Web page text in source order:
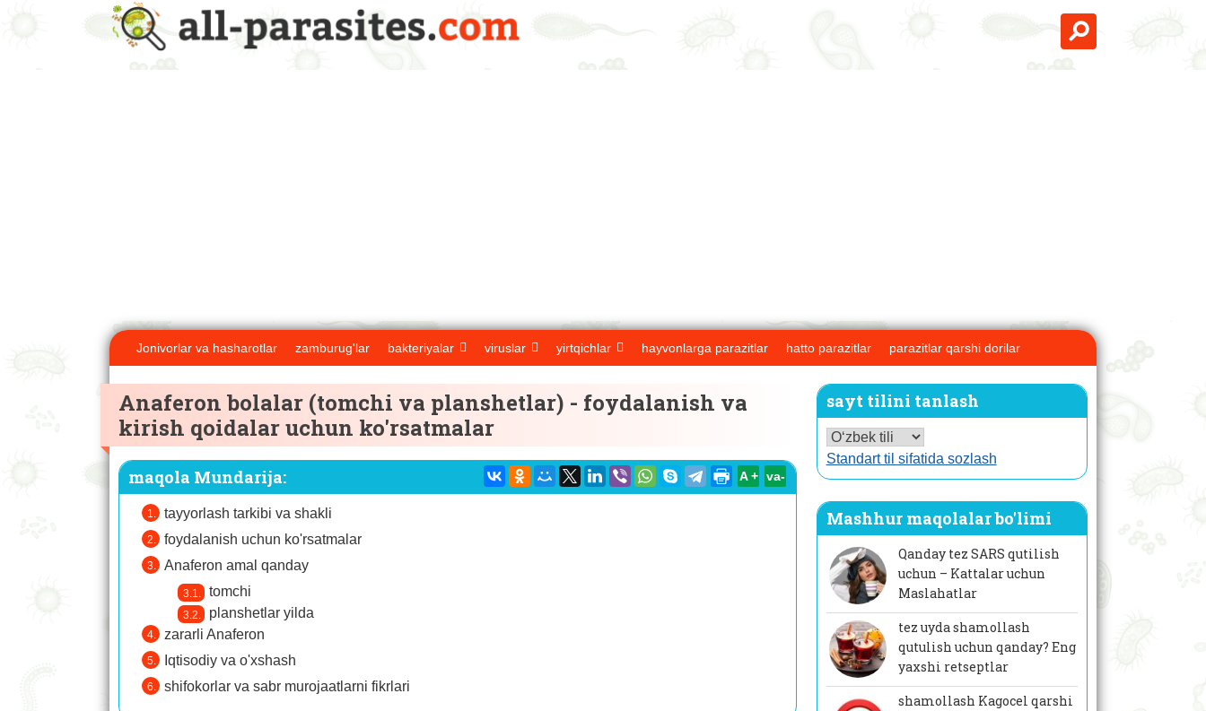
Jonivorlar va hasharotlar zamburug'lar bakteriyalar viruslar yirtqichlar hayvonlarga parazitlar hatto parazitlar parazitlar qarshi dorilar
Anaferon bolalar (tomchi va planshetlar) - foydalanish va
kirish qoidalar uchun ko'rsatmalar
maqola Mundarija:
tayyorlash tarkibi va shakli
foydalanish uchun ko'rsatmalar
Anaferon amal qanday
tomchi
planshetlar yilda
zararli Anaferon
Iqtisodiy va o'xshash
shifokorlar va sabr murojaatlarni fikrlari
A + va-
sayt tilini tanlash
Standart til sifatida sozlash
Mashhur maqolalar bo'limi
Qanday tez SARS qutilish
uchun – Kattalar uchun
Maslahatlar
tez uyda shamollash
qutulish uchun qanday? Eng
yaxshi retseptlar
shamollash Kagocel qarshi